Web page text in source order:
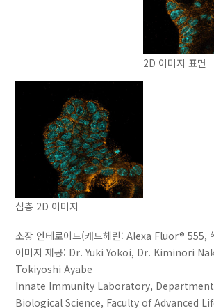
2D 이미지 표면
심층 2D 이미지
소장 엔테로이드(캐드헤린: Alexa Fluor® 555,
이미지 제공: Dr. Yuki Yokoi, Dr. Kiminori
Tokiyoshi Ayabe
Innate Immunity Laboratory,
Biological Science, Faculty of Advanced